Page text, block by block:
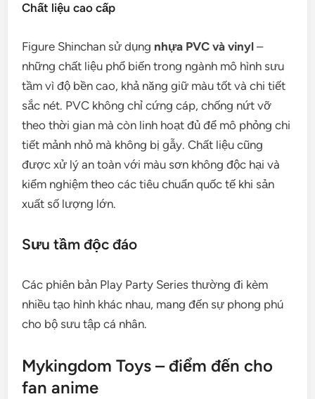
Chất liệu cao cấp
Figure Shinchan sử dụng nhựa PVC và vinyl –
những chất liệu phổ biến trong ngành mô hình sưu
tầm vì độ bền cao, khả năng giữ màu tốt và chi tiết
sắc nét. PVC không chỉ cứng cáp, chống nứt vỡ
theo thời gian mà còn linh hoạt đủ để mô phỏng chi
tiết mảnh nhỏ mà không bị gẫy. Chất liệu cũng
được xử lý an toàn với màu sơn không độc hại và
kiểm nghiệm theo các tiêu chuẩn quốc tế khi sản
xuất số lượng lớn.
Sưu tầm độc đáo
Các phiên bản Play Party Series thường đi kèm
nhiều tạo hình khác nhau, mang đến sự phong phú
cho bộ sưu tập cá nhân.
Mykingdom Toys – điểm đến cho
fan anime